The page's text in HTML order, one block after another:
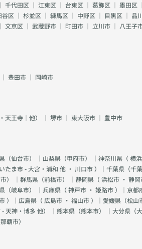
｜ 千代田区 ｜ 江東区 ｜ 台東区 ｜ 葛飾区 ｜ 墨田区 ｜
谷区 ｜ 杉並区 ｜ 練馬区 ｜ 中野区 ｜ 目黒区 ｜ 品
｜ 文京区 ｜ 武蔵野市 ｜ 町田市 ｜ 立川市 ｜ 八王子
｜ 豊田市 ｜ 岡崎市
王寺｜他） ｜ 堺市 ｜ 東大阪市 ｜ 豊中市
（仙台市） ｜山梨県（甲府市） ｜神奈川県（横
たま市 - 大宮・浦和 他 ・ 川口市）｜千葉県（千
） ｜群馬県（前橋市） ｜静岡県（浜松市 ・ 静岡
（岐阜市） ｜兵庫県（神戸市 ・ 姫路市）｜京都
）｜広島県（ 広島市 ・ 福山市）｜愛媛県（松山
- 天神・博多 他） ｜熊本県（熊本市） ｜大分県（
那覇市）